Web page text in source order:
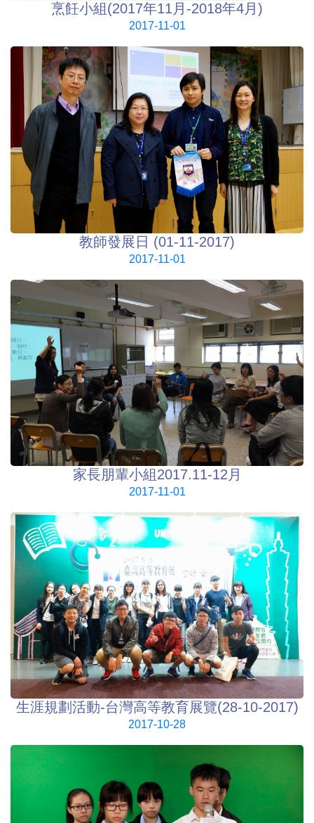
烹飪小組(2017年11月-2018年4月)
2017-11-01
教師發展日 (01-11-2017)
2017-11-01
家長朋輩小組2017.11-12月
2017-11-01
生涯規劃活動-台灣高等教育展覽(28-10-2017)
2017-10-28